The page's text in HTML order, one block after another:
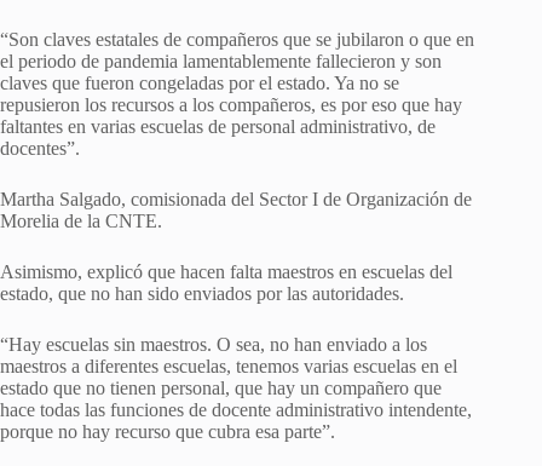
“Son claves estatales de compañeros que se jubilaron o que en
el periodo de pandemia lamentablemente fallecieron y son
claves que fueron congeladas por el estado. Ya no se
repusieron los recursos a los compañeros, es por eso que hay
faltantes en varias escuelas de personal administrativo, de
docentes”.
Martha Salgado, comisionada del Sector I de Organización de
Morelia de la CNTE.
Asimismo, explicó que hacen falta maestros en escuelas del
estado, que no han sido enviados por las autoridades.
“Hay escuelas sin maestros. O sea, no han enviado a los
maestros a diferentes escuelas, tenemos varias escuelas en el
estado que no tienen personal, que hay un compañero que
hace todas las funciones de docente administrativo intendente,
porque no hay recurso que cubra esa parte”.